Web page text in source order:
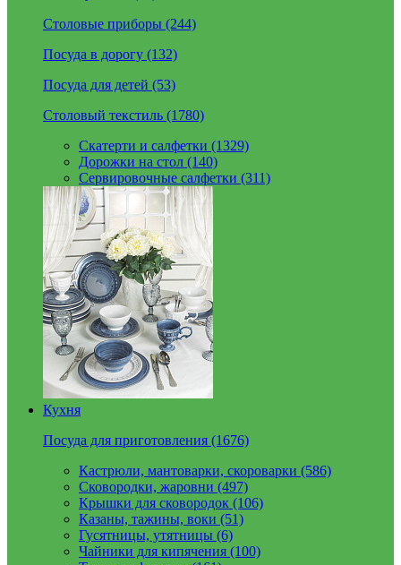
Столовые приборы (244)
Посуда в дорогу (132)
Посуда для детей (53)
Столовый текстиль (1780)
Скатерти и салфетки (1329)
Дорожки на стол (140)
Сервировочные салфетки (311)
Кухня
Посуда для приготовления (1676)
Кастрюли, мантоварки, скороварки (586)
Сковородки, жаровни (497)
Крышки для сковородок (106)
Казаны, тажины, воки (51)
Гусятницы, утятницы (6)
Чайники для кипячения (100)